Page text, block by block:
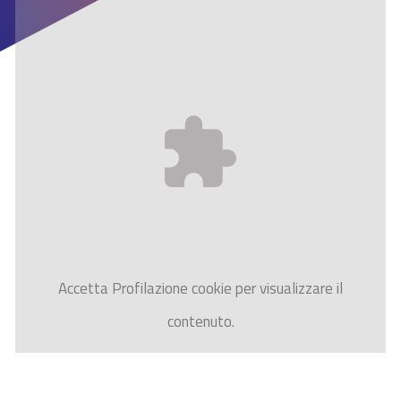
AccettaProfilazionecookie per visualizzare il
contenuto.